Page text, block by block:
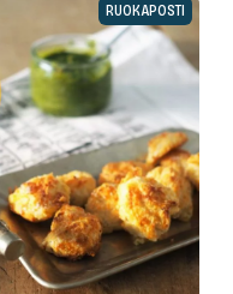
RUOKAPOSTI